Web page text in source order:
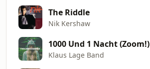
The Riddle
Nik Kershaw
1000 Und 1 Nacht (Zoom!)
Klaus Lage Band